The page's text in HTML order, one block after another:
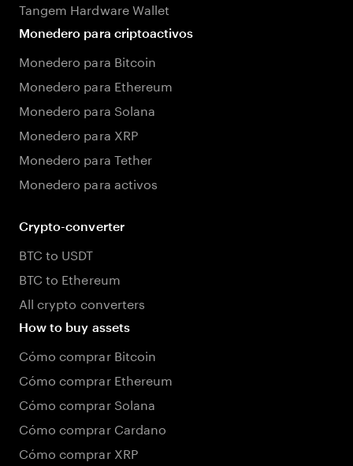
Tangem Hardware Wallet
Monedero para criptoactivos
Monedero para Bitcoin
Monedero para Ethereum
Monedero para Solana
Monedero para XRP
Monedero para Tether
Monedero para activos
Crypto-converter
BTC to USDT
BTC to Ethereum
All crypto converters
How to buy assets
Cómo comprar Bitcoin
Cómo comprar Ethereum
Cómo comprar Solana
Cómo comprar Cardano
Cómo comprar XRP